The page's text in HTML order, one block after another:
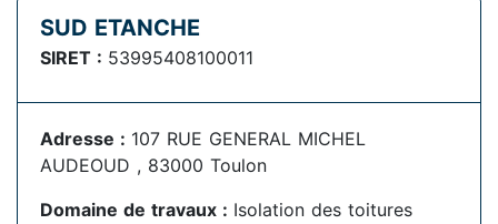
SUD ETANCHE
SIRET : 53995408100011
Adresse : 107 RUE GENERAL MICHEL
AUDEOUD , 83000 Toulon
Domaine de travaux : Isolation des toitures